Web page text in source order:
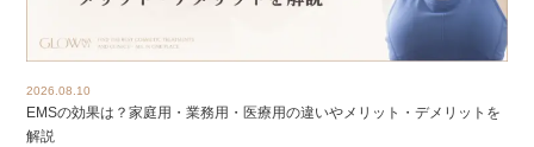
2026.08.10
EMSの効果は？家庭用・業務用・医療用の違いやメリット・デメリットを
解説